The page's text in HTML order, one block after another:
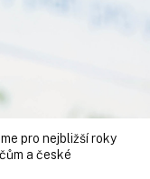
pro nejbližší roky
a české